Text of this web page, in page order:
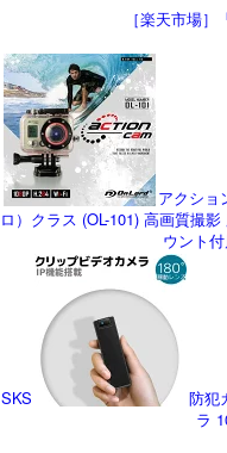
［楽天市場
アクショ
ロ）クラス (OL-101) 高画質撮
ウント
SKS
防犯
ラ